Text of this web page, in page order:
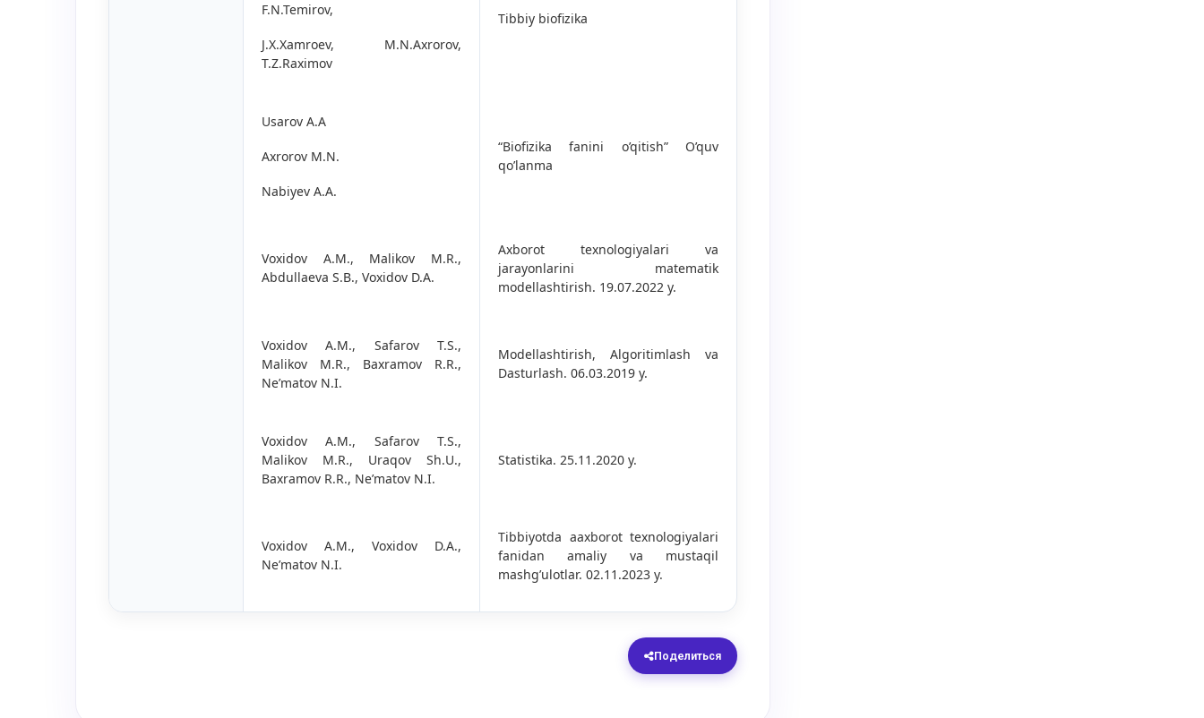
F.N.Temirov,
J.X.Xamroev, M.N.Axrorov,
T.Z.Raximov
Tibbiy biofizika
Usarov A.A
Axrorov M.N.
Nabiyev A.A.
“Biofizika fanini o’qitish” O’quv
qo’lanma
Voxidov A.M., Malikov M.R.,
Abdullaeva S.B., Voxidov D.A.
Axborot texnologiyalari va
jarayonlarini matematik
modellashtirish. 19.07.2022 y.
Voxidov A.M., Safarov T.S.,
Malikov M.R., Baxramov R.R.,
Ne’matov N.I.
Modellashtirish, Algoritimlash va
Dasturlash. 06.03.2019 y.
Voxidov A.M., Safarov T.S.,
Malikov M.R., Uraqov Sh.U.,
Baxramov R.R., Ne’matov N.I.
Statistika. 25.11.2020 y.
Voxidov A.M., Voxidov D.A.,
Ne’matov N.I.
Tibbiyotda aaxborot texnologiyalari
fanidan amaliy va mustaqil
mashg’ulotlar. 02.11.2023 y.
Поделиться